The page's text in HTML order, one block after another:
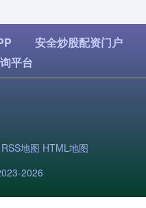
安全炒股配资门户
平台
RSS地图 HTML地图
2026